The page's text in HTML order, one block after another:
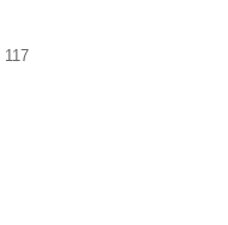
117